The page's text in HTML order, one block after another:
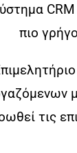
πιο
τις